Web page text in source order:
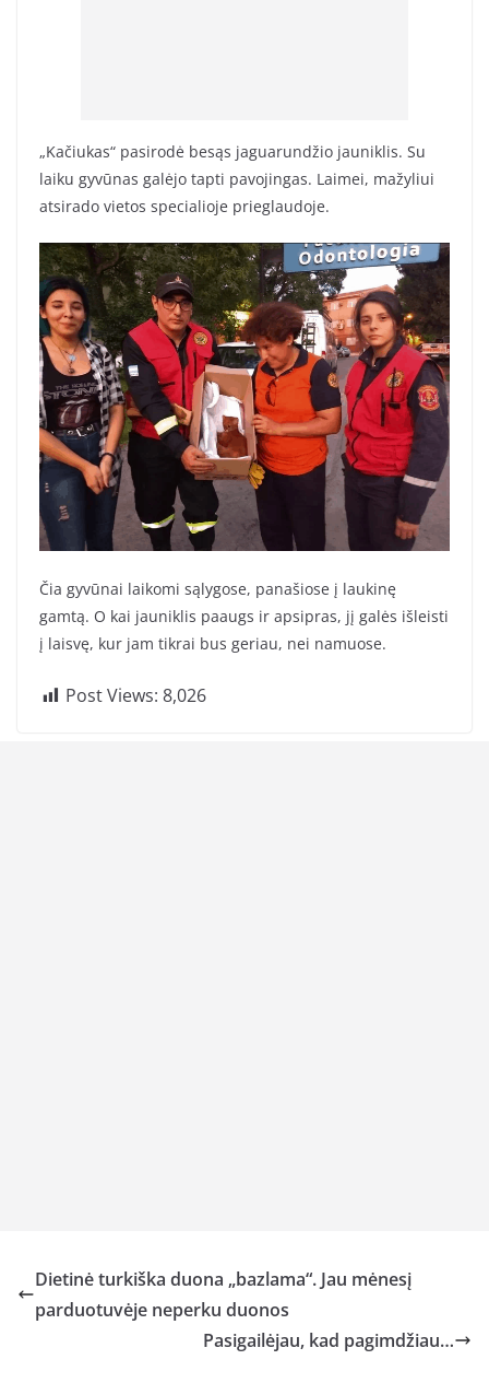
„Kačiukas“ pasirodė besąs jaguarundžio jauniklis. Su
laiku gyvūnas galėjo tapti pavojingas. Laimei, mažyliui
atsirado vietos specialioje prieglaudoje.
Čia gyvūnai laikomi sąlygose, panašiose į laukinę
gamtą. O kai jauniklis paaugs ir apsipras, jį galės išleisti
į laisvę, kur jam tikrai bus geriau, nei namuose.
Post Views: 8,026
Dietinė turkiška duona „bazlama“. Jau mėnesį
parduotuvėje neperku duonos
Pasigailėjau, kad pagimdžiau…